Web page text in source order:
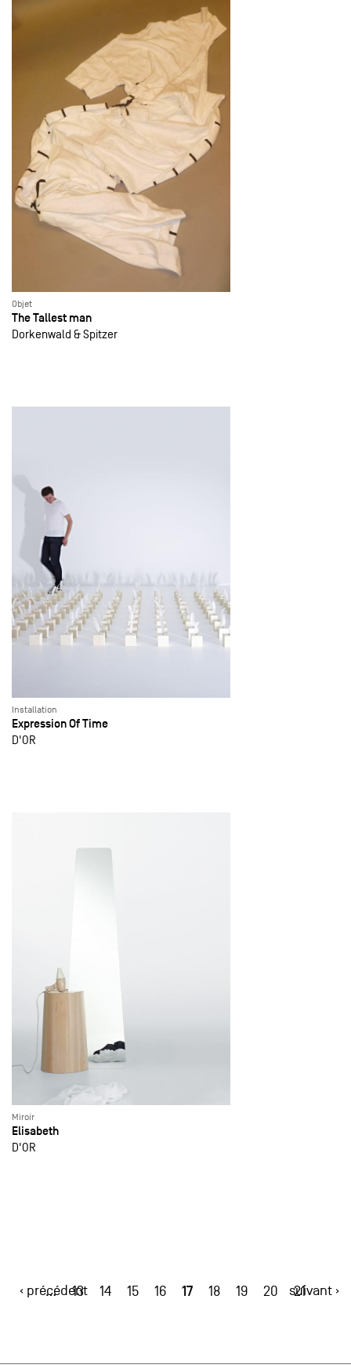
Objet
The Tallest man
Dorkenwald & Spitzer
Installation
Expression Of Time
D'OR
Miroir
Elisabeth
D'OR
‹ précédent
… 13 14 15 16 17 18 19 20 21
suivant ›